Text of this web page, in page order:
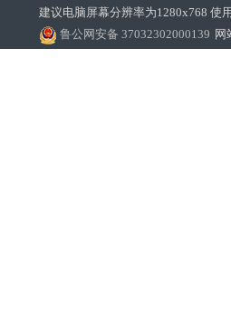
建议电脑屏幕分辨率为1280x768 使
鲁公网安备 37032302000139 网